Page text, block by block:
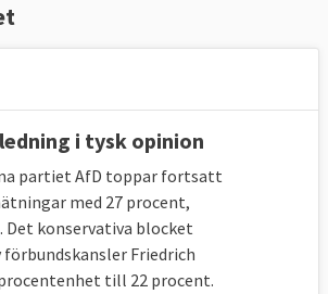
i tysk opinion
partiet AfD toppar fortsatt
med 27 procent,
. Det konservativa blocket
förbundskansler Friedrich
till 22 procent.